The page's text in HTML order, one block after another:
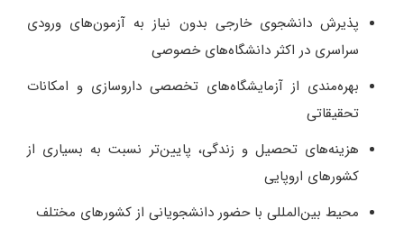
پذیرش دانشجوی خارجی بدون نیاز به آزمون‌های ورودی
سراسری در اکثر دانشگاه‌های خصوصی
بهره‌مندی از آزمایشگاه‌های تخصصی داروسازی و امکانات
تحقیقاتی
هزینه‌های تحصیل و زندگی، پایین‌تر نسبت به بسیاری از
کشورهای اروپایی
محیط بین‌المللی با حضور دانشجویانی از کشورهای مختلف